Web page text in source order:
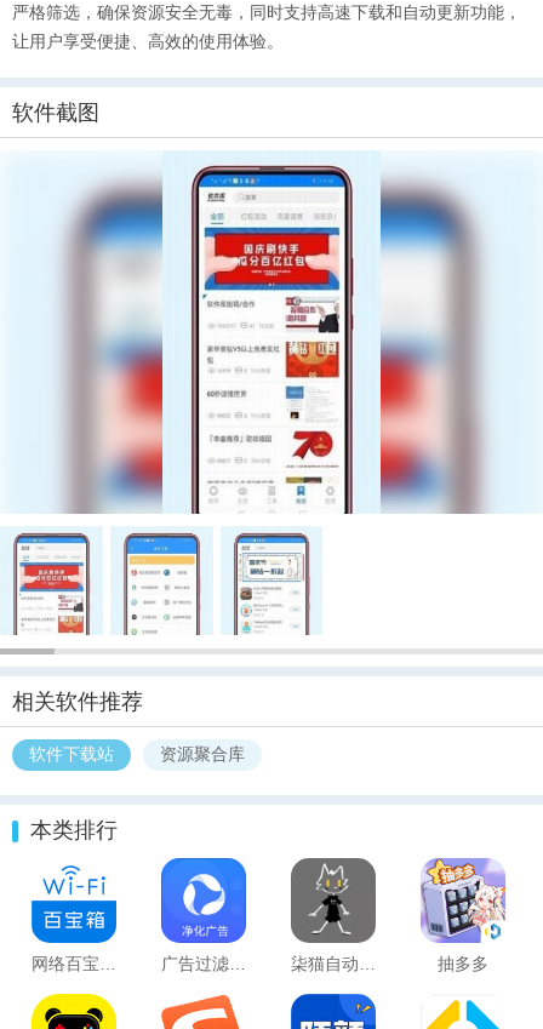
严格筛选，确保资源安全无毒，同时支持高速下载和自动更新功能，
让用户享受便捷、高效的使用体验。
软件截图
相关软件推荐
软件下载站 资源聚合库
本类排行
抽多多